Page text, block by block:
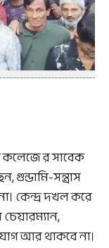
কলেজে র সাবেক
সন্ত্রাস
কেন্দ্র দখল করে
আর থাকবে না।